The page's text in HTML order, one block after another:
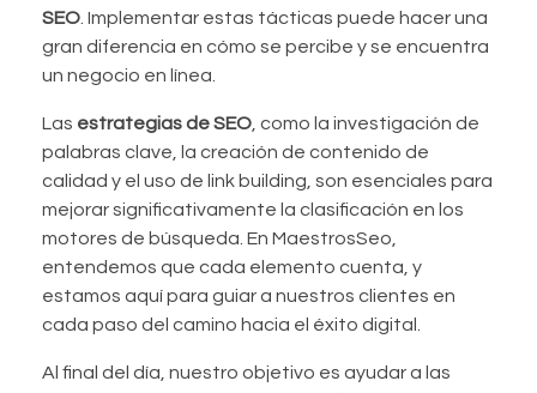
SEO . Implementar estas tácticas puede hacer una
gran diferencia en cómo se percibe y se encuentra
un negocio en línea.
Las estrategias de SEO , como la investigación de
palabras clave, la creación de contenido de
calidad y el uso de link building, son esenciales para
mejorar significativamente la clasificación en los
motores de búsqueda. En MaestrosSeo,
entendemos que cada elemento cuenta, y
estamos aquí para guiar a nuestros clientes en
cada paso del camino hacia el éxito digital.
Al final del día, nuestro objetivo es ayudar a las